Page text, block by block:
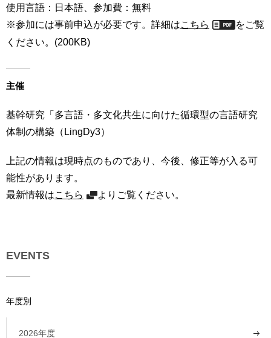
使用言語：日本語、参加費：無料
※参加には事前申込が必要です。詳細はこちら
をご覧
ください。(200KB)
主催
基幹研究「多言語・多文化共生に向けた循環型の言語研究
体制の構築（LingDy3）
上記の情報は現時点のものであり、今後、修正等が入る可
能性があります。
最新情報はこちら よりご覧ください。
EVENTS
年度別
2026年度